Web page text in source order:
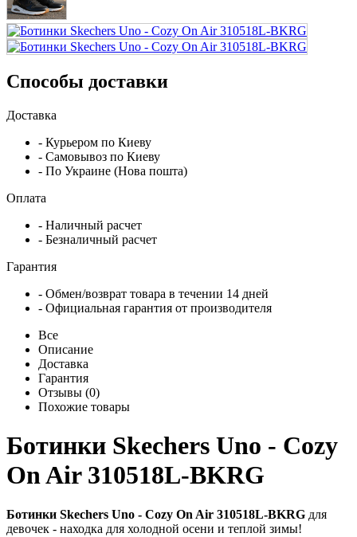
Способы доставки
Доставка
- Курьером по Киеву
- Самовывоз по Киеву
- По Украине (Нова пошта)
Оплата
- Наличный расчет
- Безналичный расчет
Гарантия
- Обмен/возврат товара в течении 14 дней
- Официальная гарантия от производителя
Все
Описание
Доставка
Гарантия
Отзывы (0)
Похожие товары
Ботинки Skechers Uno - Cozy
On Air 310518L-BKRG
Ботинки Skechers Uno - Cozy On Air 310518L-BKRG для
девочек - находка для холодной осени и теплой зимы!